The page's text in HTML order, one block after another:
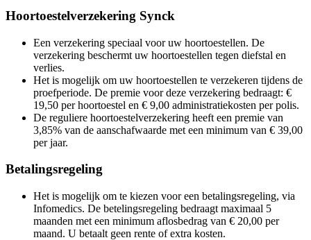
Hoortoestelverzekering Synck
Een verzekering speciaal voor uw hoortoestellen. De
verzekering beschermt uw hoortoestellen tegen diefstal en
verlies.
Het is mogelijk om uw hoortoestellen te verzekeren tijdens de
proefperiode. De premie voor deze verzekering bedraagt: €
19,50 per hoortoestel en € 9,00 administratiekosten per polis.
De reguliere hoortoestelverzekering heeft een premie van
3,85% van de aanschafwaarde met een minimum van € 39,00
per jaar.
Betalingsregeling
Het is mogelijk om te kiezen voor een betalingsregeling, via
Infomedics. De betelingsregeling bedraagt maximaal 5
maanden met een minimum aflosbedrag van € 20,00 per
maand. U betaalt geen rente of extra kosten.